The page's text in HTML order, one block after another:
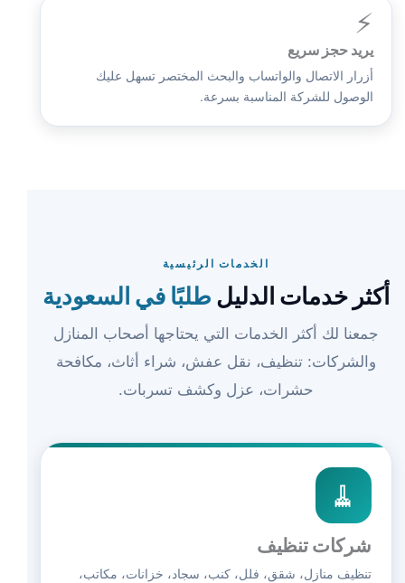
⚡
يريد حجز سريع
أزرار الاتصال والواتساب والبحث المختصر تسهل عليك
الوصول للشركة المناسبة بسرعة.
الخدمات الرئيسية
أكثر خدمات الدليل طلبًا في السعودية
جمعنا لك أكثر الخدمات التي يحتاجها أصحاب المنازل
والشركات: تنظيف، نقل عفش، شراء أثاث، مكافحة
حشرات، عزل وكشف تسربات.
🧹
شركات تنظيف
تنظيف منازل، شقق، فلل، كنب، سجاد، خزانات، مكاتب،